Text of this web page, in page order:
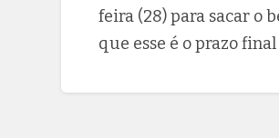
feira (28) para sacar o
que esse é o prazo